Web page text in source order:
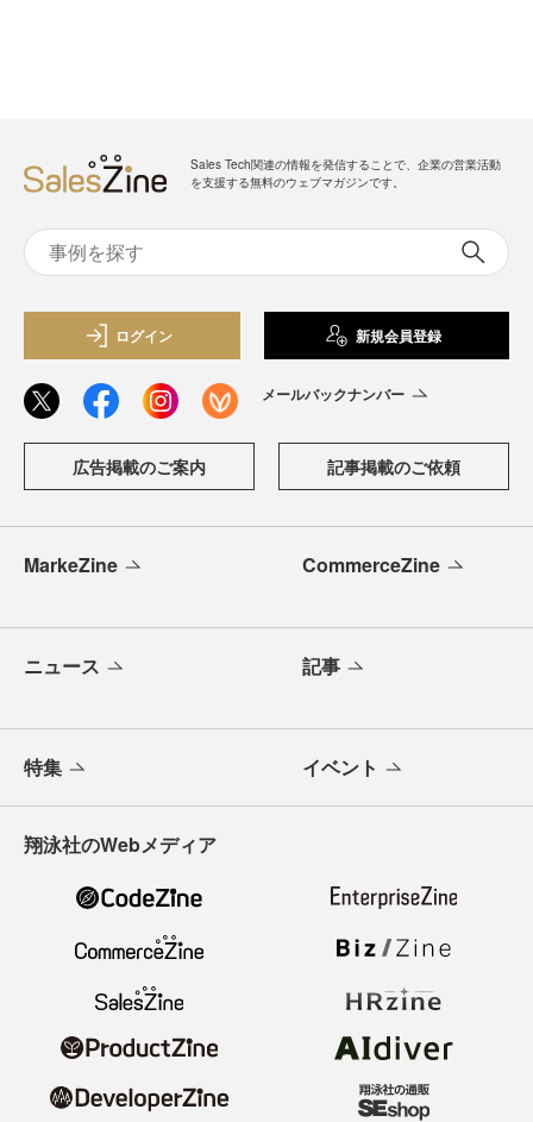
Sales Tech関連の情報を発信することで、企業の営業活動
を支援する無料のウェブマガジンです。
ログイン 新規会員登録
メールバックナンバー
広告掲載のご案内 記事掲載のご依頼
MarkeZine CommerceZine
ニュース 記事
特集 イベント
翔泳社のWebメディア